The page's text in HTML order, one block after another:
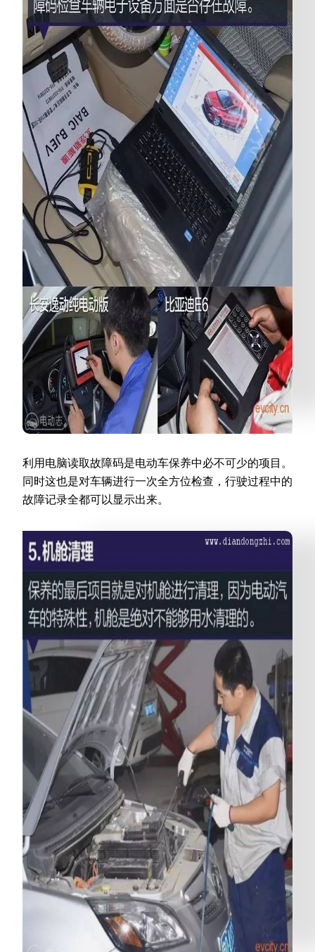
利用电脑读取故障码是电动车保养中必不可少的项目。
同时这也是对车辆进行一次全方位检查，行驶过程中的
故障记录全都可以显示出来。